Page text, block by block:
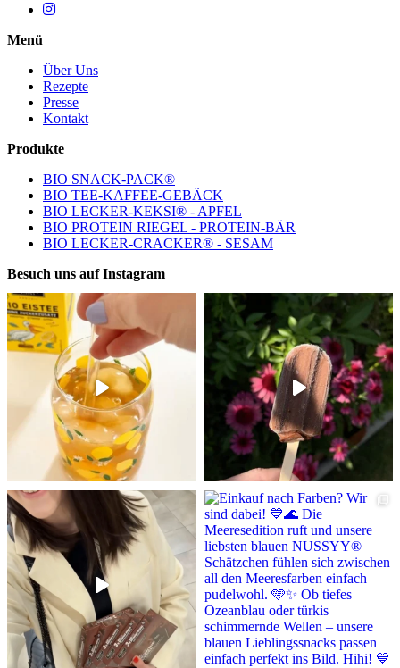
Menü
Über Uns
Rezepte
Presse
Kontakt
Produkte
BIO SNACK-PACK®
BIO TEE-KAFFEE-GEBÄCK
BIO LECKER-KEKSI® - APFEL
BIO PROTEIN RIEGEL - PROTEIN-BÄR
BIO LECKER-CRACKER® - SESAM
Besuch uns auf Instagram